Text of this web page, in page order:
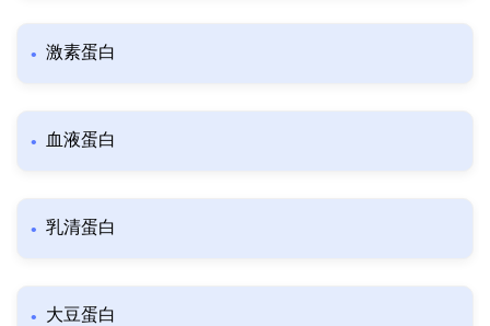
激素蛋白
血液蛋白
乳清蛋白
大豆蛋白